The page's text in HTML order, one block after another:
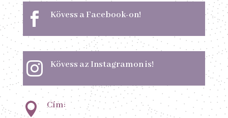
 Kövess a Facebook-on!
 Kövess az Instagramon is!
 Cím: